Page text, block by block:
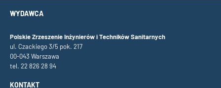
WYDAWCA
Polskie Zrzeszenie Inżynierów i Techników Sanitarnych
ul. Czackiego 3/5 pok. 217
00-043 Warszawa
tel. 22 826 28 94
KONTAKT